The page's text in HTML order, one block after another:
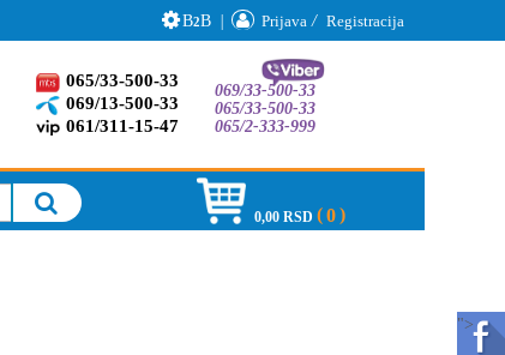
">
B2B | Prijava / Registracija
065/33-500-33
069/13-500-33
061/311-15-47
069/33-500-33
065/33-500-33
065/2-333-999
0,00 RSD 0